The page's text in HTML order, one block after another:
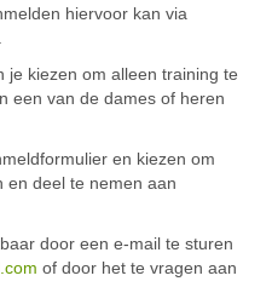
hiervoor kan via
je kiezen om alleen training te
een van de dames of heren
en kiezen om
en deel te nemen aan
door een e-mail te sturen
of door het te vragen aan